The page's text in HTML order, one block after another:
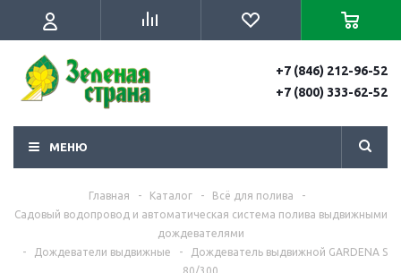
+7 (846) 212-96-52
+7 (800) 333-62-52
МЕНЮ
Главная - Каталог - Всё для полива
-
Садовый водопровод и автоматическая система полива выдвижными
дождевателями
-
Дождеватели выдвижные -
Дождеватель выдвижной GARDENA S